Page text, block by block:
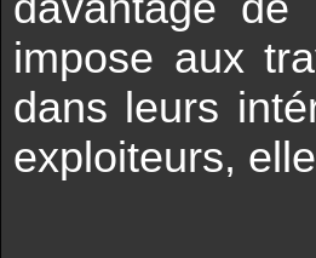
impose aux
dans leurs
exploiteurs,